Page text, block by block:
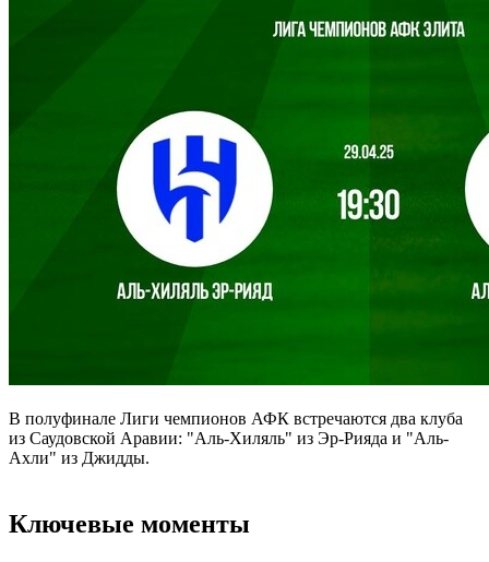
В полуфинале Лиги чемпионов АФК встречаются два клуба
из Саудовской Аравии: "Аль-Хиляль" из Эр-Рияда и "Аль-
Ахли" из Джидды.
Ключевые моменты